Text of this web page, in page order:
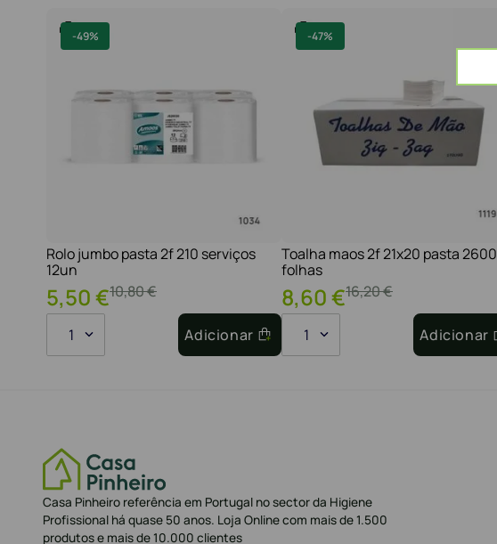
-49%
Rolo jumbo pasta 2f 210 serviços
12un
10,80€
5,50€
1 Adicionar
-47%
Toalha maos 2f 21x20 pasta 2600
folhas
16,20€
8,60€
1 Adicionar
Casa Pinheiro referência em Portugal no sector da Higiene
Profissional há quase 50 anos. Loja Online com mais de 1.500
produtos e mais de 10.000 clientes